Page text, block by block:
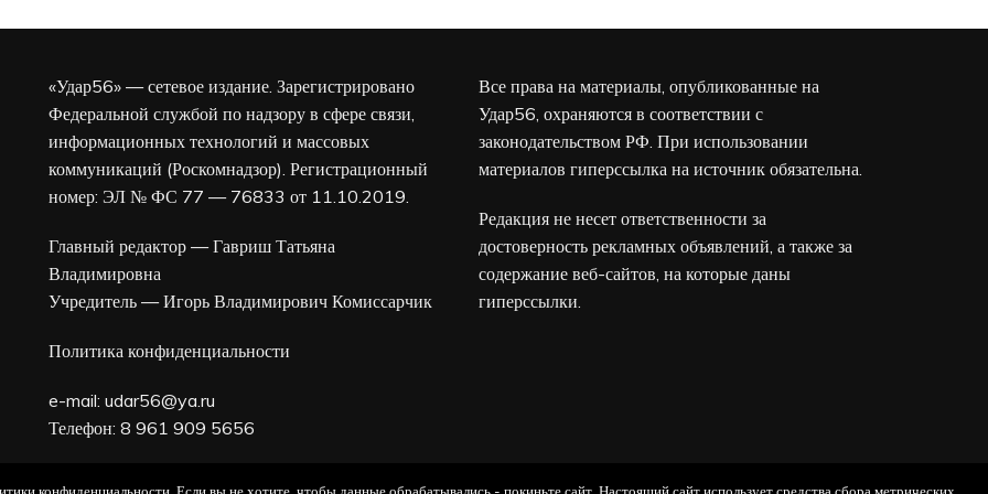
«Удар56» — сетевое издание. Зарегистрировано
Федеральной службой по надзору в сфере связи,
информационных технологий и массовых
коммуникаций (Роскомнадзор). Регистрационный
номер: ЭЛ № ФС 77 — 76833 от 11.10.2019.
Главный редактор — Гавриш Татьяна
Владимировна
Учредитель — Игорь Владимирович Комиссарчик
Политика конфиденциальности
e-mail: udar56@ya.ru
Телефон: 8 961 909 5656
Все права на материалы, опубликованные на
Удар56, охраняются в соответствии с
законодательством РФ. При использовании
материалов гиперссылка на источник обязательна.
Редакция не несет ответственности за
достоверность рекламных объявлений, а также за
содержание веб-сайтов, на которые даны
гиперссылки.